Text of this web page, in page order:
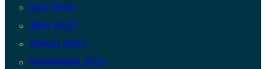
julio 2024
abril 2023
marzo 2023
noviembre 2022